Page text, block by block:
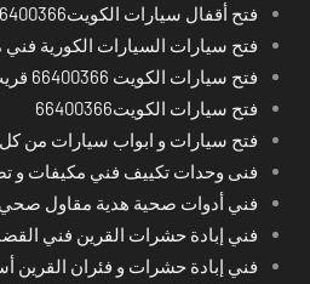
فتح أقفال سيارات الكويت66400366 فوري
فتح سيارات السيارات الكورية
فتح سيارات الكويت 66400366 قريب على موقعي
فتح سيارات الكويت66400366
فتح سيارات و ابواب سيارات من كل
فنى وحدات تكييف فني مكيفات و
فني أدوات صحية هدية مقاول
فني إبادة حشرات القرين فني
فني إبادة حشرات و فئران